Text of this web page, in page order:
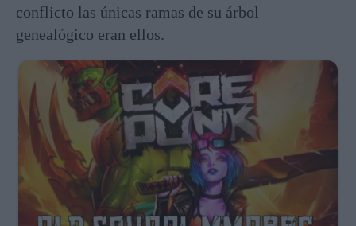
conflicto las únicas ramas de su árbol
genealógico eran ellos.